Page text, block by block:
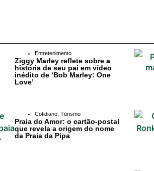
Entretenimento
Ziggy Marley reflete sobre a
história de seu pai em vídeo
inédito de ‘Bob Marley: One
Love’
Cotidiano, Turismo
Praia do Amor: o cartão-postal
que revela a origem do nome
da Praia da Pipa